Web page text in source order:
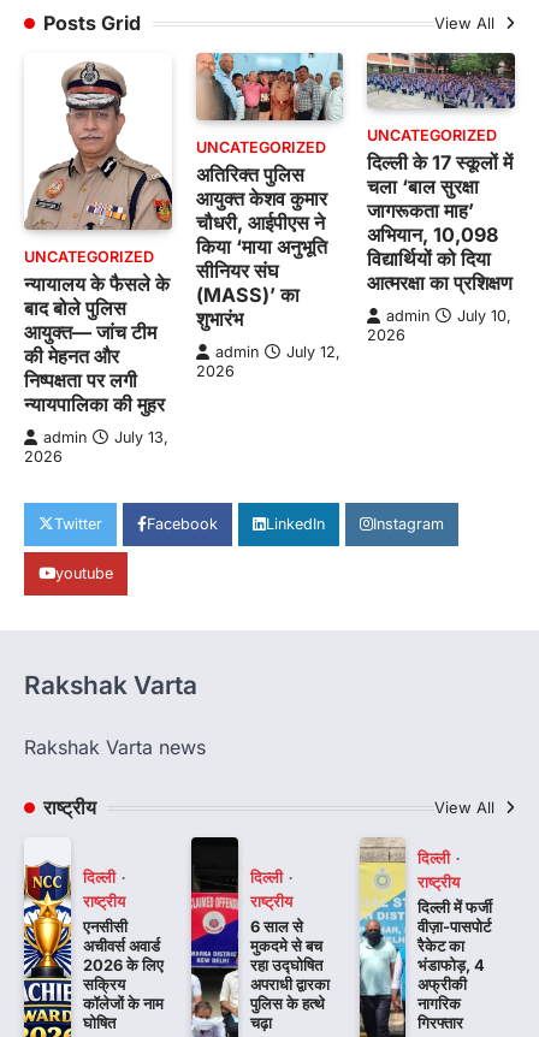
Posts Grid View All
UNCATEGORIZED
न्यायालय के फैसले के
बाद बोले पुलिस
आयुक्त— जांच टीम
की मेहनत और
निष्पक्षता पर लगी
न्यायपालिका की मुहर
admin
July 13,
2026
UNCATEGORIZED
अतिरिक्त पुलिस
आयुक्त केशव कुमार
चौधरी, आईपीएस ने
किया ‘माया अनुभूति
सीनियर संघ
(MASS)’ का
शुभारंभ
admin
July 12,
2026
UNCATEGORIZED
दिल्ली के 17 स्कूलों में
चला ‘बाल सुरक्षा
जागरूकता माह’
अभियान, 10,098
विद्यार्थियों को दिया
आत्मरक्षा का प्रशिक्षण
admin
July 10,
2026
Twitter Facebook LinkedIn Instagram
youtube
Rakshak Varta
Rakshak Varta news
राष्ट्रीय View All
दिल्ली
राष्ट्रीय
एनसीसी
अचीवर्स अवार्ड
2026 के लिए
सक्रिय
कॉलेजों के नाम
घोषित
दिल्ली
राष्ट्रीय
6 साल से
मुकदमे से बच
रहा उद्घोषित
अपराधी द्वारका
पुलिस के हत्थे
चढ़ा
दिल्ली
राष्ट्रीय
दिल्ली में फर्जी
वीज़ा-पासपोर्ट
रैकेट का
भंडाफोड़, 4
अफ्रीकी
नागरिक
गिरफ्तार